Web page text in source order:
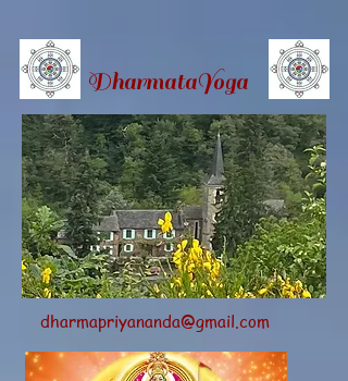
DharmataYoga
dharmapriyananda@gmail.com